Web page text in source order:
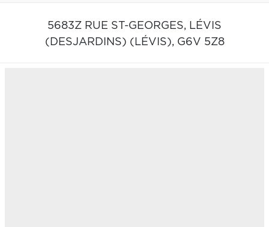
5683Z RUE ST-GEORGES, LÉVIS
(DESJARDINS) (LÉVIS), G6V 5Z8